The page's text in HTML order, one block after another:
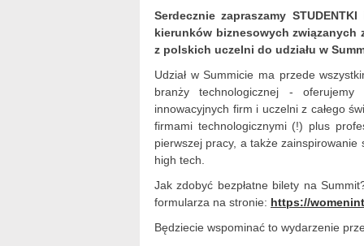
Serdecznie zapraszamy
kierunków biznesowych związanych
z polskich uczelni do udziału w
Udział w Summicie ma przede
branży technologicznej -
innowacyjnych firm i uczelni z całego
firmami technologicznymi (!) plus
pierwszej pracy, a także
high tech.
Jak zdobyć bezpłatne bilety na
formularza na stronie: https://
Będziecie wspominać to wydarzenie